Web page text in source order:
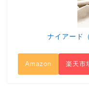
ナイアード
Amazon 楽天市